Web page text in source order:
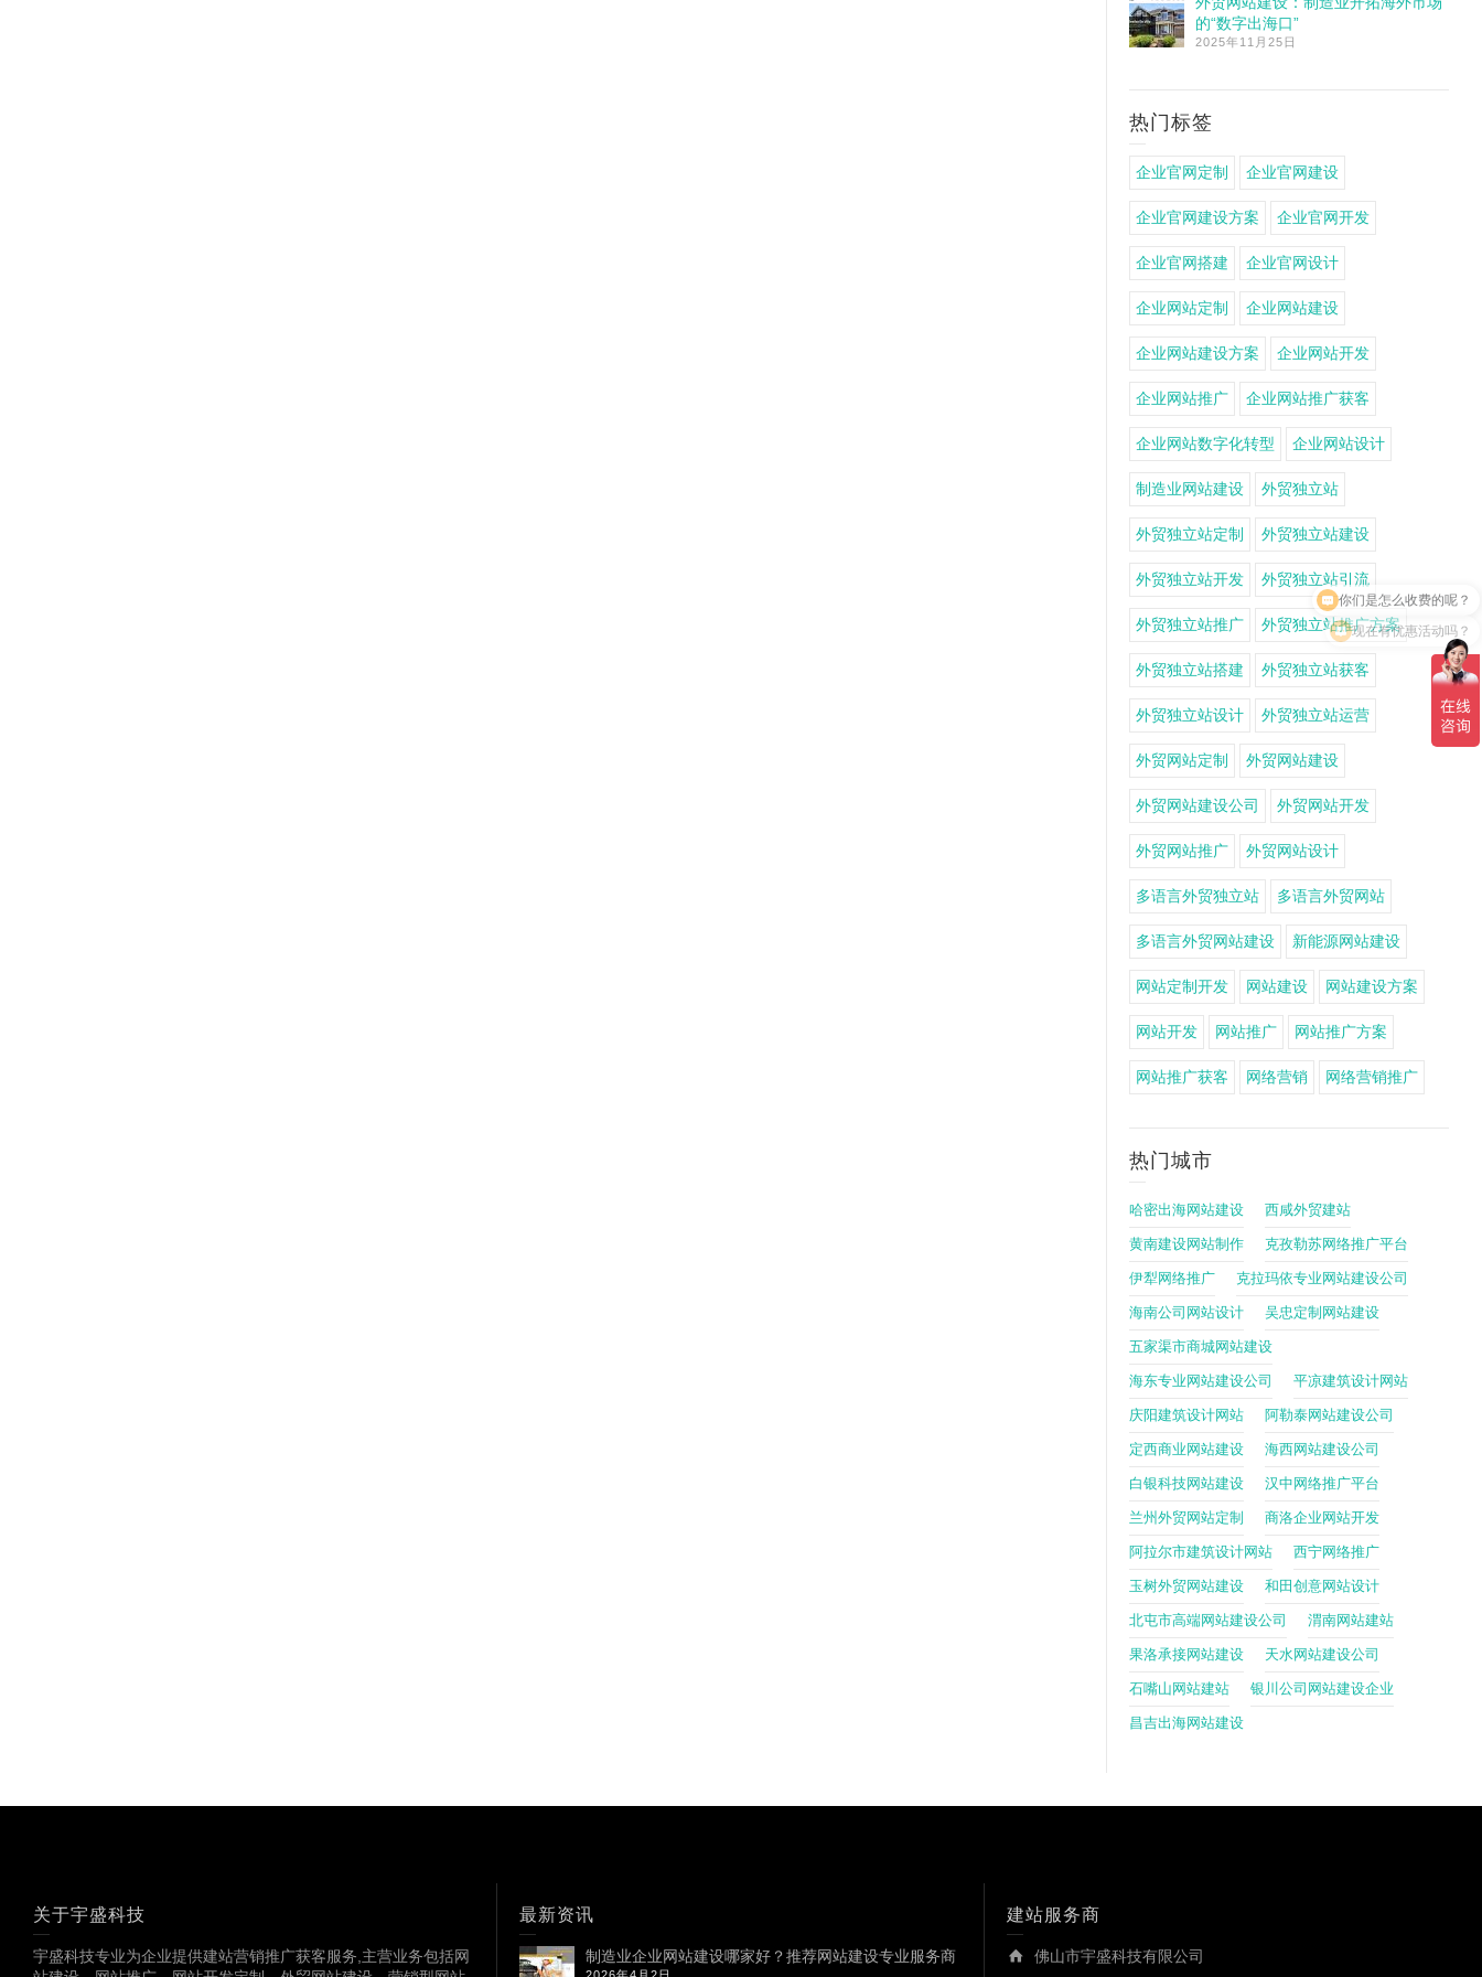
的“数字出海口”
2025年11月25日
热门标签
企业官网定制 企业官网建设
企业官网建设方案 企业官网开发
企业官网搭建 企业官网设计
企业网站定制 企业网站建设
企业网站建设方案 企业网站开发
企业网站推广 企业网站推广获客
企业网站数字化转型 企业网站设计
制造业网站建设 外贸独立站
外贸独立站定制 外贸独立站建设
外贸独立站开发 外贸独立站引流
外贸独立站推广 外贸独立站推广方案
外贸独立站搭建 外贸独立站获客
外贸独立站设计 外贸独立站运营
外贸网站定制 外贸网站建设
外贸网站建设公司 外贸网站开发
外贸网站推广 外贸网站设计
多语言外贸独立站 多语言外贸网站
多语言外贸网站建设 新能源网站建设
网站定制开发 网站建设 网站建设方案
网站开发 网站推广 网站推广方案
网站推广获客 网络营销 网络营销推广
热门城市
哈密出海网站建设 西咸外贸建站
黄南建设网站制作 克孜勒苏网络推广平台
伊犁网络推广 克拉玛依专业网站建设公司
海南公司网站设计 吴忠定制网站建设
五家渠市商城网站建设
海东专业网站建设公司 平凉建筑设计网站
庆阳建筑设计网站 阿勒泰网站建设公司
定西商业网站建设 海西网站建设公司
白银科技网站建设 汉中网络推广平台
兰州外贸网站定制 商洛企业网站开发
阿拉尔市建筑设计网站 西宁网络推广
玉树外贸网站建设 和田创意网站设计
北屯市高端网站建设公司 渭南网站建站
果洛承接网站建设 天水网站建设公司
石嘴山网站建站 银川公司网站建设企业
昌吉出海网站建设
关于宇盛科技
宇盛科技专业为企业提供建站营销推广获客服务,主营业务包括网
最新资讯
制造业企业网站建设哪家好？推荐网站建设专业服务商
建站服务商
佛山市宇盛科技有限公司
你们是怎么收费的呢？
现在有优惠活动吗？